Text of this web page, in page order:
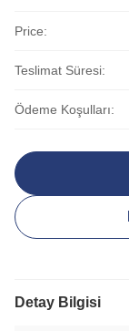
Price:
Teslimat Süresi:
Ödeme Koşulları:
Detay Bilgisi